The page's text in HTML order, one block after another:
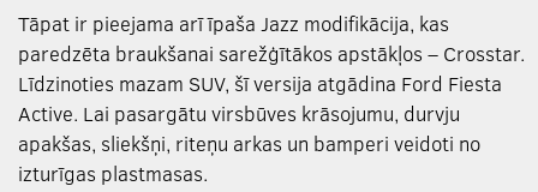
Tāpat ir pieejama arī īpaša Jazz modifikācija, kas
paredzēta braukšanai sarežģītākos apstākļos – Crosstar.
Līdzinoties mazam SUV, šī versija atgādina Ford Fiesta
Active. Lai pasargātu virsbūves krāsojumu, durvju
apakšas, sliekšņi, riteņu arkas un bamperi veidoti no
izturīgas plastmasas.